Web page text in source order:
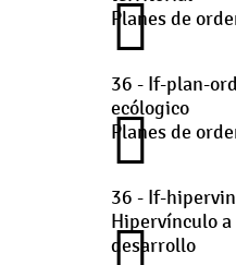
Planes de
36 - If-plan-
ecólogico
Planes de
36 - If-
Hipervínculo a
desarrollo